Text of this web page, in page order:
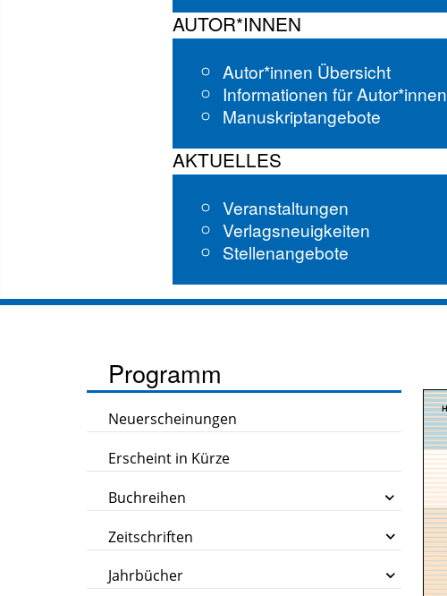
AUTOR*INNEN
Autor*innen Übersicht
Informationen für Autor*innen
Manuskriptangebote
AKTUELLES
Veranstaltungen
Verlagsneuigkeiten
Stellenangebote
Programm
Neuerscheinungen
Erscheint in Kürze
Buchreihen
Zeitschriften
Jahrbücher